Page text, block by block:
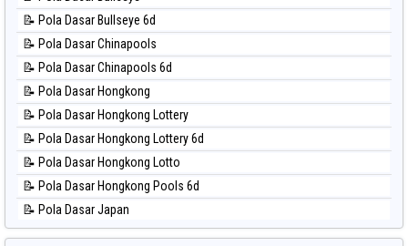
📊 Statistik Magnum Cambodia
📊 Statistik Nagoya
📊 Statistik New York Midday
📊 Statistik North Carolina Day
📊 Statistik Pcso
📊 Statistik Pennsylvania Day
📊 Statistik Sao Paulo
📊 Statistik Singapore
📊 Statistik Sydney
📊 Statistik Sydney Lottery
📝 Pola Dasar Bullseye 6d
📝 Pola Dasar Chinapools
📝 Pola Dasar Chinapools 6d
📝 Pola Dasar Hongkong
📝 Pola Dasar Hongkong Lottery
📝 Pola Dasar Hongkong Lottery 6d
📝 Pola Dasar Hongkong Lotto
📝 Pola Dasar Hongkong Pools 6d
📝 Pola Dasar Japan
📝 Pola Dasar Japan 6d